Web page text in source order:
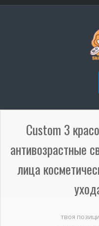
Custom 3
антивозрастные
лица
твоя